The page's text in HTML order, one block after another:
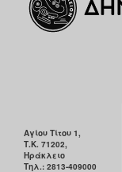
Αγίου Τίτου 1,
Τ.Κ. 71202,
Ηράκλειο
Τηλ.: 2813-409000